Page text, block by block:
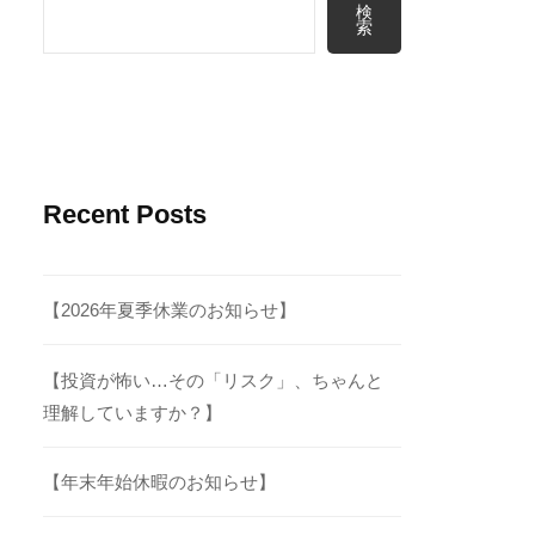
検
索
Recent Posts
【2026年夏季休業のお知らせ】
【投資が怖い…その「リスク」、ちゃんと
理解していますか？】
【年末年始休暇のお知らせ】